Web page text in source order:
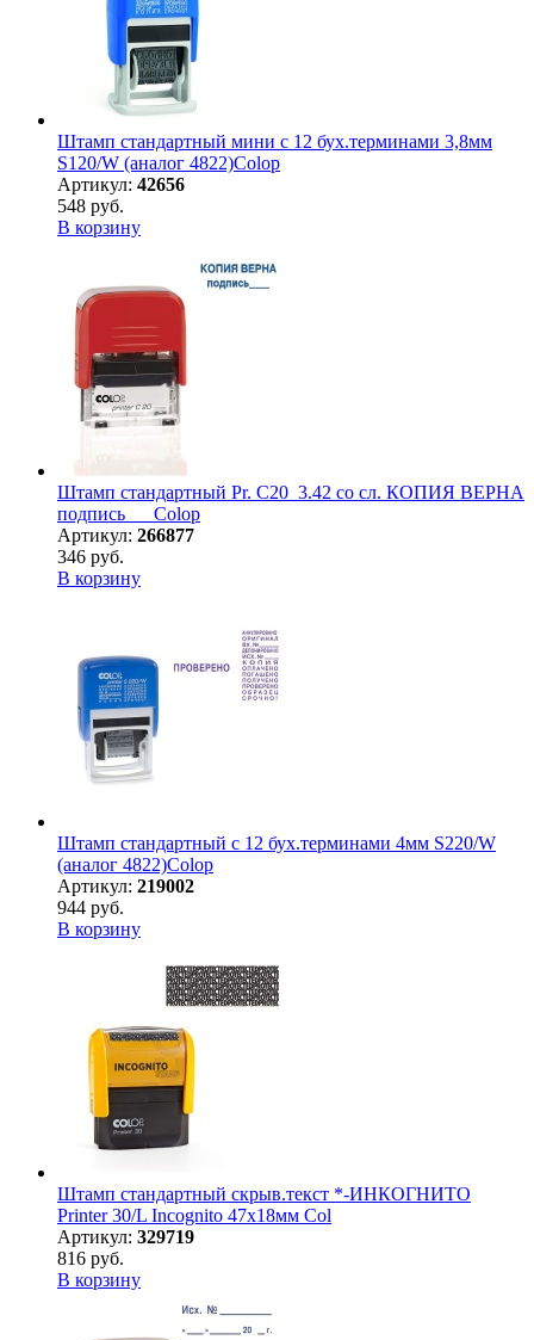
Штамп стандартный мини с 12 бух.терминами 3,8мм
S120/W (аналог 4822)Colop
Артикул: 42656
548 руб.
В корзину
Штамп стандартный Pr. С20_3.42 со сл. КОПИЯ ВЕРНА
подпись___Colop
Артикул: 266877
346 руб.
В корзину
Штамп стандартный с 12 бух.терминами 4мм S220/W
(аналог 4822)Colop
Артикул: 219002
944 руб.
В корзину
Штамп стандартный скрыв.текст *-ИНКОГНИТО
Printer 30/L Incognito 47х18мм Col
Артикул: 329719
816 руб.
В корзину